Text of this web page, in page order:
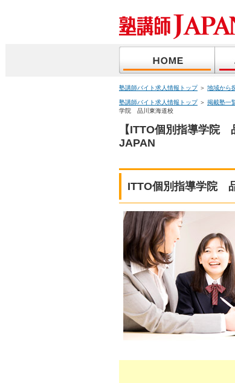
塾講師バイト求人情報トップ＞ 地域から
塾講師バイト求人情報トップ＞ 掲載塾一
学院 品川東海道校
【ITTO個別指導学院
JAPAN
ITTO個別指導学院